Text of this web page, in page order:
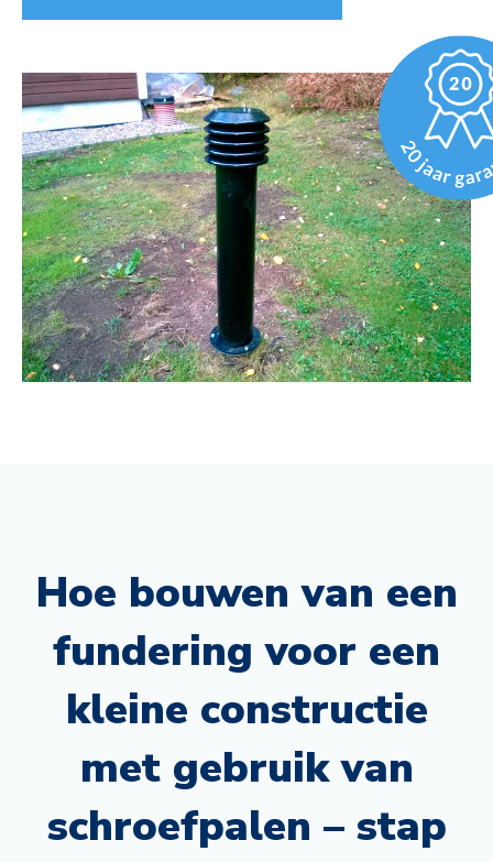
Hoe bouwen van een
fundering voor een
kleine constructie
met gebruik van
schroefpalen – stap